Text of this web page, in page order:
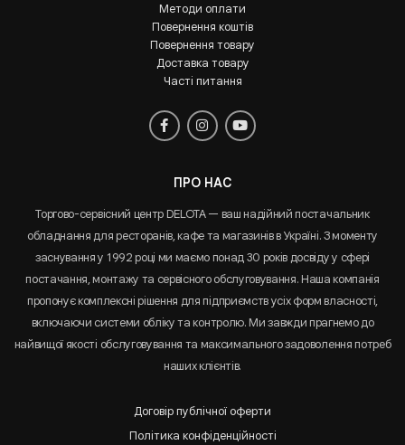
Методи оплати
Повернення коштів
Повернення товару
Доставка товару
Часті питання
ПРО НАС
Торгово-сервісний центр DELOTA — ваш надійний постачальник
обладнання для ресторанів, кафе та магазинів в Україні. З моменту
заснування у 1992 році ми маємо понад 30 років досвіду у сфері
постачання, монтажу та сервісного обслуговування. Наша компанія
пропонує комплексні рішення для підприємств усіх форм власності,
включаючи системи обліку та контролю. Ми завжди прагнемо до
найвищої якості обслуговування та максимального задоволення потреб
наших клієнтів.
Договір публічної оферти
Політика конфіденційності